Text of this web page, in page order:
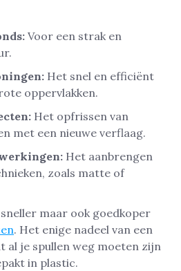
Voor een strak en
Het snel en efficiënt
oppervlakken.
Het opfrissen van
met een nieuwe verflaag.
Het aanbrengen
zoals matte of
maar ook goedkoper
. Het enige nadeel van een
al je spullen weg moeten zijn
in plastic.